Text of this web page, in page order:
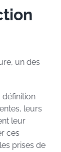
un des
leurs
leur
ces
prises de